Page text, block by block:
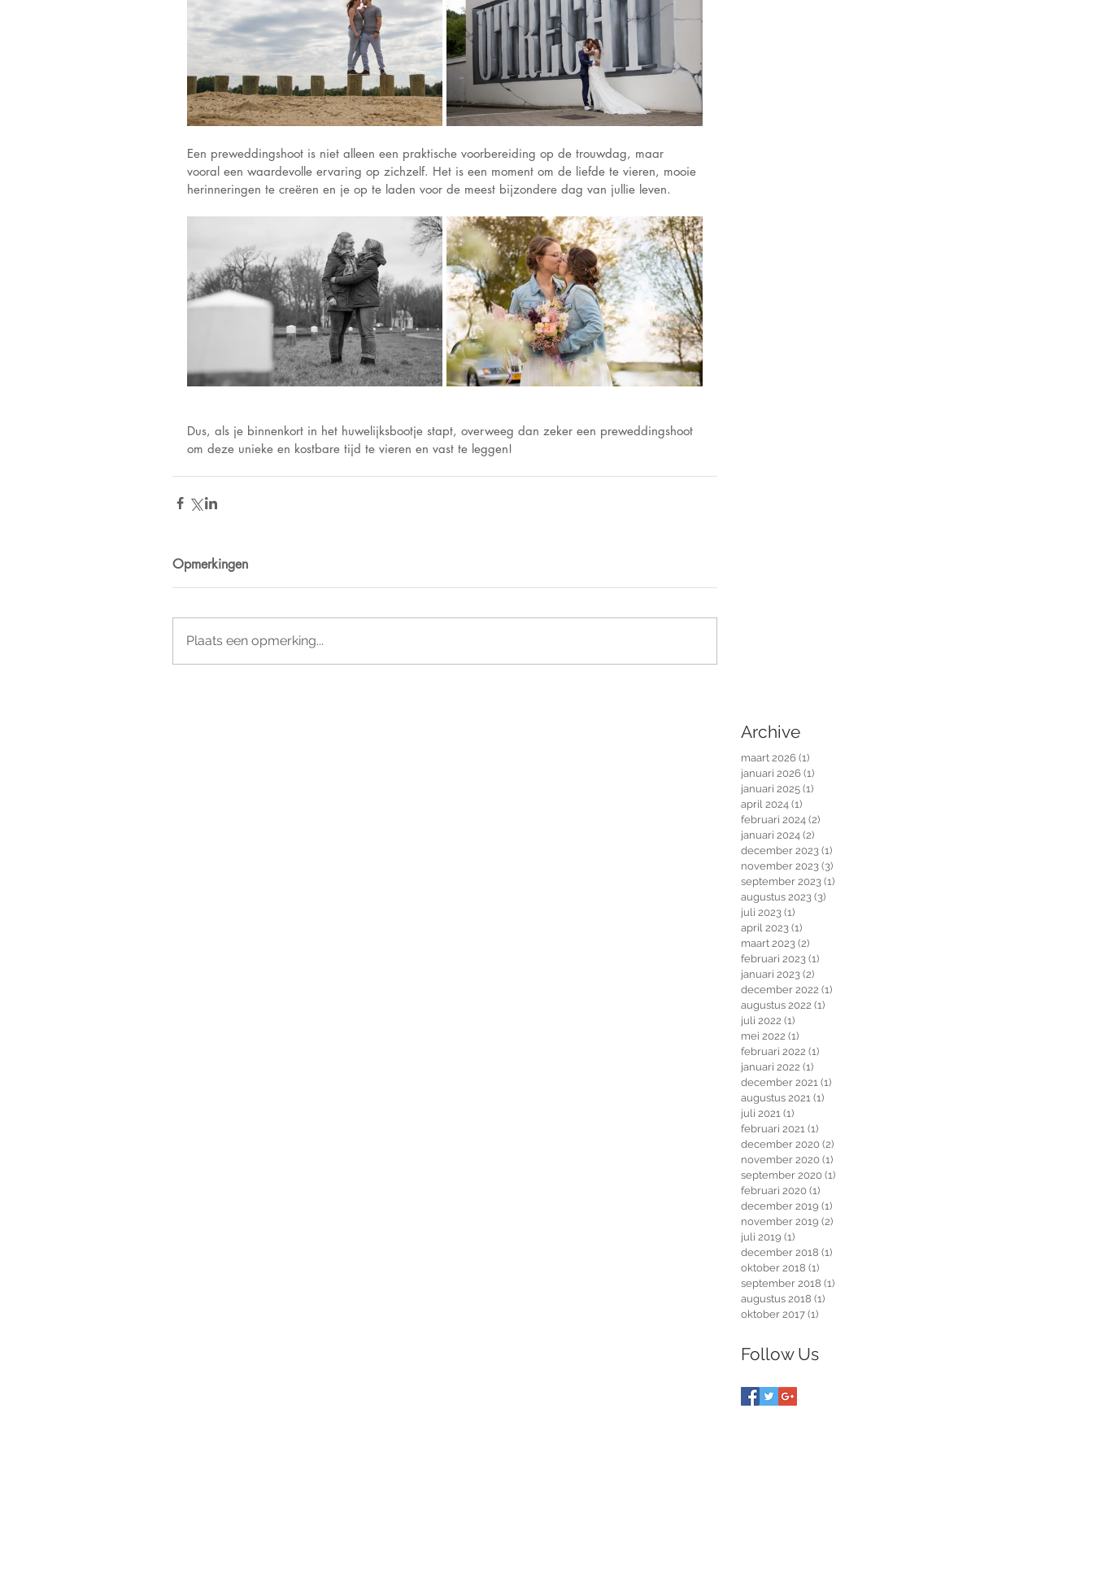
Een preweddingshoot is niet alleen een praktische voorbereiding op de trouwdag, maar
vooral een waardevolle ervaring op zichzelf. Het is een moment om de liefde te vieren, mooie
herinneringen te creëren en je op te laden voor de meest bijzondere dag van jullie leven.
Dus, als je binnenkort in het huwelijksbootje stapt, overweeg dan zeker een preweddingshoot
om deze unieke en kostbare tijd te vieren en vast te leggen!
Opmerkingen
Plaats een opmerking...
Archive
maart 2026 (1)
januari 2026 (1)
januari 2025 (1)
april 2024 (1)
februari 2024 (2)
januari 2024 (2)
december 2023 (1)
november 2023 (3)
september 2023 (1)
augustus 2023 (3)
juli 2023 (1)
april 2023 (1)
maart 2023 (2)
februari 2023 (1)
januari 2023 (2)
december 2022 (1)
augustus 2022 (1)
juli 2022 (1)
mei 2022 (1)
februari 2022 (1)
januari 2022 (1)
december 2021 (1)
augustus 2021 (1)
juli 2021 (1)
februari 2021 (1)
december 2020 (2)
november 2020 (1)
september 2020 (1)
februari 2020 (1)
december 2019 (1)
november 2019 (2)
juli 2019 (1)
december 2018 (1)
oktober 2018 (1)
september 2018 (1)
augustus 2018 (1)
oktober 2017 (1)
Follow Us